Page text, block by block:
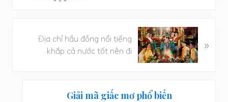
Địa chỉ hầu đồng nổi tiếng
khắp cả nước tốt nên đi
»
SidebarGiải mã giấc mơ phổ biến